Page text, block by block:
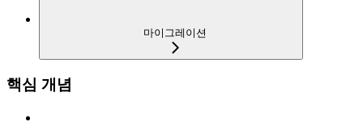
마이그레이션
핵심 개념